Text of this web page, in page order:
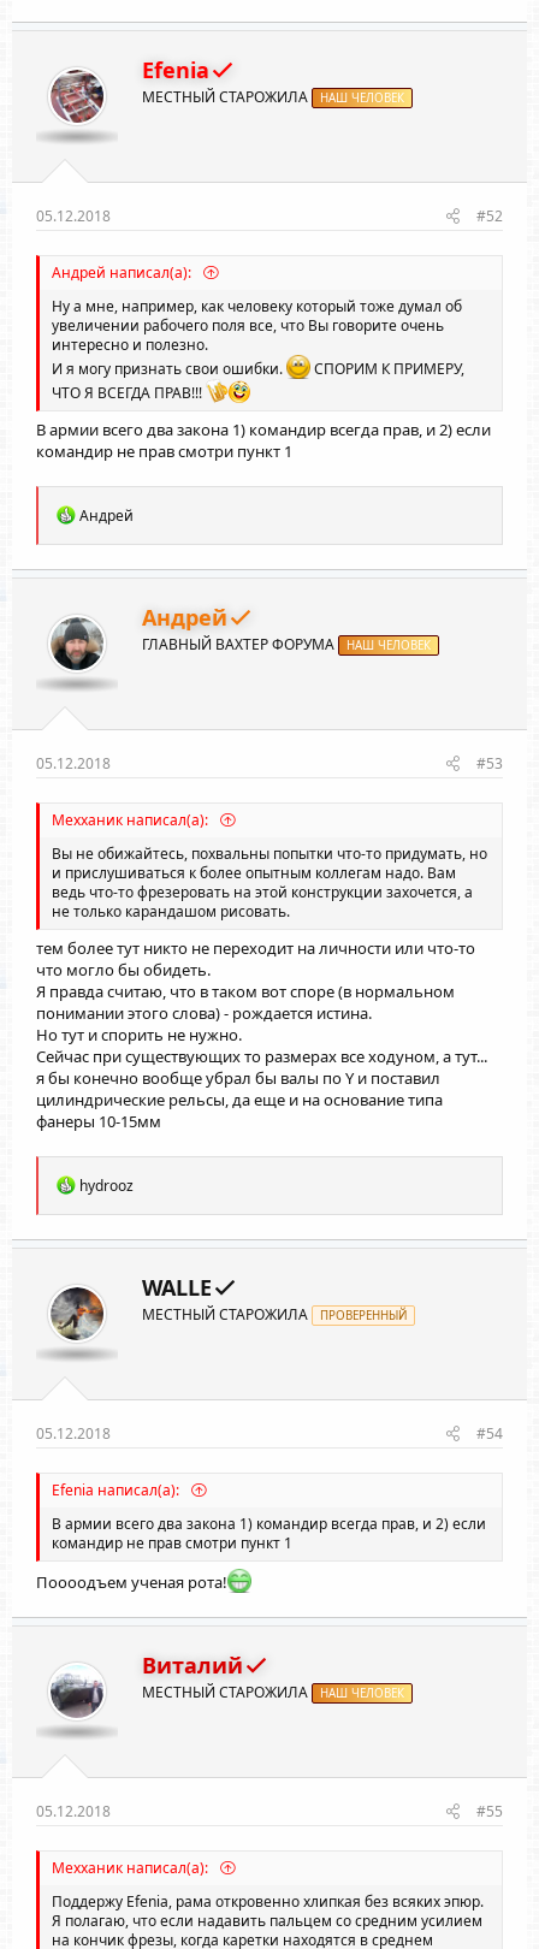
Efenia
МЕСТНЫЙ СТАРОЖИЛА НАШ ЧЕЛОВЕК
05.12.2018 #52
Андрей написал(а):
Ну а мне, например, как человеку который тоже думал об
увеличении рабочего поля все, что Вы говорите очень
интересно и полезно.
И я могу признать свои ошибки.
СПОРИМ К ПРИМЕРУ,
ЧТО Я ВСЕГДА ПРАВ!!!
В армии всего два закона 1) командир всегда прав, и 2) если
командир не прав смотри пункт 1
Р
а
к
и
и
:
Андрей
Андрей
ГЛАВНЫЙ ВАХТЕР ФОРУМА НАШ ЧЕЛОВЕК
05.12.2018 #53
Мехханик написал(а):
Вы не обижайтесь, похвальны попытки что-то придумать, но
и прислушиваться к более опытным коллегам надо. Вам
ведь что-то фрезеровать на этой конструкции захочется, а
не только карандашом рисовать.
тем более тут никто не переходит на личности или что-то
что могло бы обидеть.
Я правда считаю, что в таком вот споре (в нормальном
понимании этого слова) - рождается истина.
Но тут и спорить не нужно.
Сейчас при существующих то размерах все ходуном, а тут...
я бы конечно вообще убрал бы валы по Y и поставил
цилиндрические рельсы, да еще и на основание типа
фанеры 10-15мм
Р
а
к
и
и
:
hydrooz
WALLE
МЕСТНЫЙ СТАРОЖИЛА ПРОВЕРЕННЫЙ
05.12.2018 #54
Efenia написал(а):
В армии всего два закона 1) командир всегда прав, и 2) если
командир не прав смотри пункт 1
Поооодъем ученая рота!
Виталий
МЕСТНЫЙ СТАРОЖИЛА НАШ ЧЕЛОВЕК
05.12.2018 #55
Мехханик написал(а):
Поддержу Efenia, рама откровенно хлипкая без всяких эпюр.
Я полагаю, что если надавить пальцем со средним усилием
на кончик фрезы, когда каретки находятся в среднем